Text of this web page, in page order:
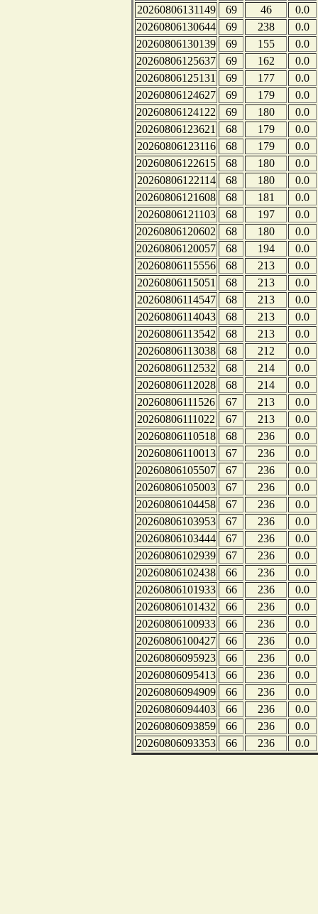
20260806131149
69 46
0.0
20260806130644
69 238
0.0
20260806130139
69 155
0.0
20260806125637
69 162
0.0
20260806125131
69 177
0.0
20260806124627
69 179
0.0
20260806124122
69 180
0.0
20260806123621
68 179
0.0
20260806123116
68 179
0.0
20260806122615
68 180
0.0
20260806122114
68 180
0.0
20260806121608
68 181
0.0
20260806121103
68 197
0.0
20260806120602
68 180
0.0
20260806120057
68 194
0.0
20260806115556
68 213
0.0
20260806115051
68 213
0.0
20260806114547
68 213
0.0
20260806114043
68 213
0.0
20260806113542
68 213
0.0
20260806113038
68 212
0.0
20260806112532
68 214
0.0
20260806112028
68 214
0.0
20260806111526
67 213
0.0
20260806111022
67 213
0.0
20260806110518
68 236
0.0
20260806110013
67 236
0.0
20260806105507
67 236
0.0
20260806105003
67 236
0.0
20260806104458
67 236
0.0
20260806103953
67 236
0.0
20260806103444
67 236
0.0
20260806102939
67 236
0.0
20260806102438
66 236
0.0
20260806101933
66 236
0.0
20260806101432
66 236
0.0
20260806100933
66 236
0.0
20260806100427
66 236
0.0
20260806095923
66 236
0.0
20260806095413
66 236
0.0
20260806094909
66 236
0.0
20260806094403
66 236
0.0
20260806093859
66 236
0.0
20260806093353
66 236 0.0